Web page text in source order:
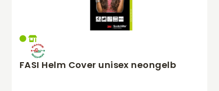
FASI Helm Cover unisex neongelb